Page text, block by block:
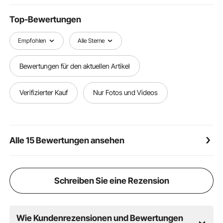
lässt sich mühelos anpassen, und der Lenker ist für
eine platzsparende Aufbewahrung sowie den
einfachen Transport klappbar
International zertifizierte Standards: Hergestellt unter
strikter Einhaltung internationaler Standards und mit
CE- und CPC-Zertifizierung.
Top-Bewertungen
Empfohlen Alle Sterne
Bewertungen für den aktuellen Artikel
Verifizierter Kauf Nur Fotos und Videos
Alle 15 Bewertungen ansehen
Schreiben Sie eine Rezension
Wie Kundenrezensionen und Bewertungen